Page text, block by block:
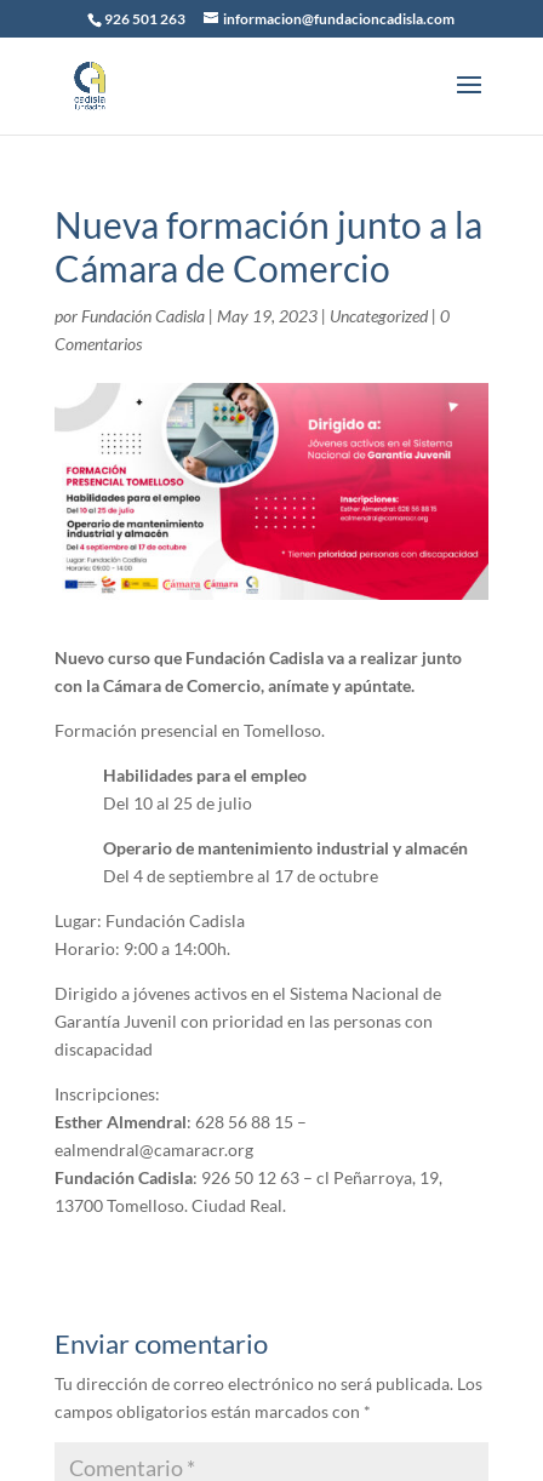
926 501 263 informacion@fundacioncadisla.com
Nueva formación junto a la
Cámara de Comercio
por Fundación Cadisla| May 19, 2023| Uncategorized| 0
Comentarios
Nuevo curso que Fundación Cadisla va a realizar junto
con la Cámara de Comercio, anímate y apúntate.
Formación presencial en Tomelloso.
Habilidades para el empleo
Del 10 al 25 de julio
Operario de mantenimiento industrial y almacén
Del 4 de septiembre al 17 de octubre
Lugar: Fundación Cadisla
Horario: 9:00 a 14:00h.
Dirigido a jóvenes activos en el Sistema Nacional de
Garantía Juvenil con prioridad en las personas con
discapacidad
Inscripciones:
Esther Almendral: 628 56 88 15 –
ealmendral@camaracr.org
Fundación Cadisla: 926 50 12 63 – cl Peñarroya, 19,
13700 Tomelloso. Ciudad Real.
Enviar comentario
Tu dirección de correo electrónico no será publicada. Los
campos obligatorios están marcados con *